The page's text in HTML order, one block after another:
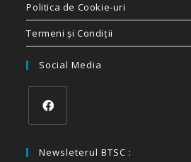
Politica de Cookie-uri
Termeni și Condiții
Social Media
Newsleterul BTSC :